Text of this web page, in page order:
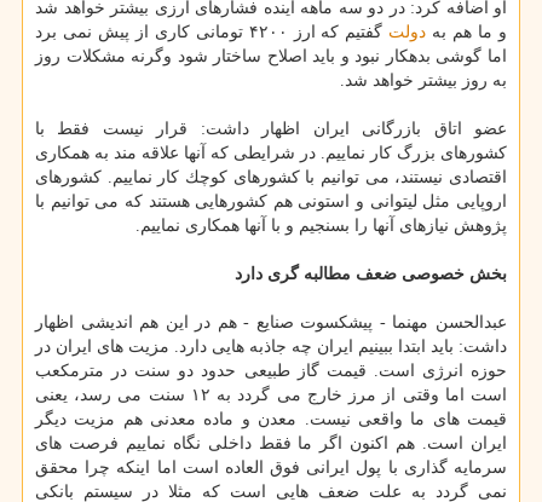
او اضافه كرد: در دو سه ماهه آینده فشارهای ارزی بیشتر خواهد شد
و ما هم به دولت
گفتیم كه ارز ۴۲۰۰ تومانی كاری از پیش نمی برد
اما گوشی بدهكار نبود و باید اصلاح ساختار شود وگرنه مشكلات روز
به روز بیشتر خواهد شد.
عضو اتاق بازرگانی ایران اظهار داشت: قرار نیست فقط با
كشورهای بزرگ كار نماییم. در شرایطی كه آنها علاقه مند به همكاری
اقتصادی نیستند، می توانیم با كشورهای كوچك كار نماییم. كشورهای
اروپایی مثل لیتوانی و استونی هم كشورهایی هستند كه می توانیم با
پژوهش نیازهای آنها را بسنجیم و با آنها همكاری نماییم.
بخش خصوصی ضعف مطالبه گری دارد
عبدالحسن مهنما - پیشكسوت صنایع - هم در این هم اندیشی اظهار
داشت: باید ابتدا ببینیم ایران چه جاذبه هایی دارد. مزیت های ایران در
حوزه انرژی است. قیمت گاز طبیعی حدود دو سنت در مترمكعب
است اما وقتی از مرز خارج می گردد به ۱۲ سنت می رسد، یعنی
قیمت های ما واقعی نیست. معدن و ماده معدنی هم مزیت دیگر
ایران است. هم اكنون اگر ما فقط داخلی نگاه نماییم فرصت های
سرمایه گذاری با پول ایرانی فوق العاده است اما اینكه چرا محقق
نمی گردد به علت ضعف هایی است كه مثلا در سیستم بانكی